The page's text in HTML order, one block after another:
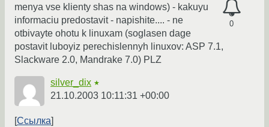
0
menya vse klienty shas na windows) - kakuyu
informaciu predostavit - napishite.... - ne
otbivayte ohotu k linuxam (soglasen dage
postavit luboyiz perechislennyh linuxov: ASP 7.1,
Slackware 2.0, Mandrake 7.0) PLZ
silver_dix ★
21.10.2003 10:11:31 +00:00
Ссылка